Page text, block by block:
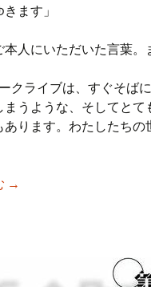
ます」
人にいただいた言葉。
クライブは、すぐそば
まうような、そしてと
あります。わたしたち
【iso乃家トークライブ
→